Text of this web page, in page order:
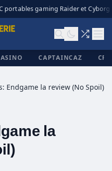
portables gaming Raider et Cyborg
CAPTAINCAZ
Endgame la review (No Spoil)
la